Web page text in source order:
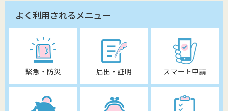
よく利用されるメニュー
緊急・防災 届出・証明 スマート申請